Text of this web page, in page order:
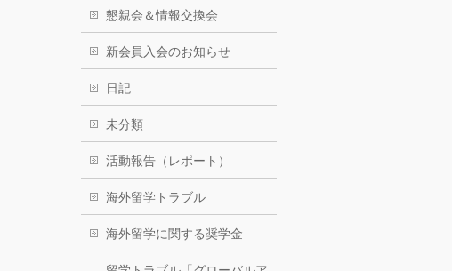
懇親会＆情報交換会
新会員入会のお知らせ
日記
未分類
活動報告（レポート）
海外留学トラブル
海外留学に関する奨学金